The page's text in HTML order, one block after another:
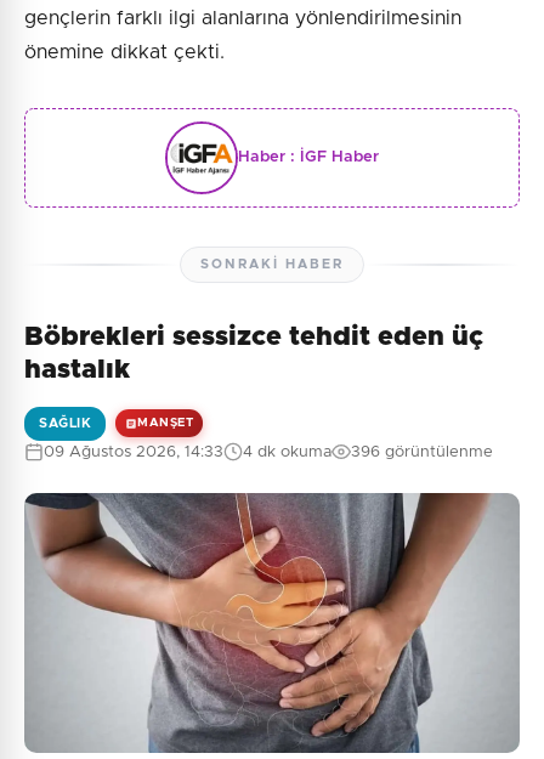
gençlerin farklı ilgi alanlarına yönlendirilmesinin
önemine dikkat çekti.
Haber : İGF Haber
SONRAKI HABER
Böbrekleri sessizce tehdit eden üç
hastalık
SAĞLIK MANŞET
09 Ağustos 2026, 14:33 4 dk okuma 396 görüntülenme